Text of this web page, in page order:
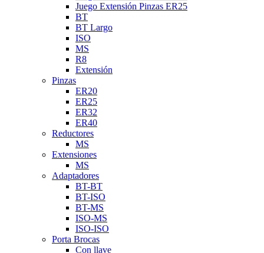
Juego Extensión Pinzas ER25
BT
BT Largo
ISO
MS
R8
Extensión
Pinzas
ER20
ER25
ER32
ER40
Reductores
MS
Extensiones
MS
Adaptadores
BT-BT
BT-ISO
BT-MS
ISO-MS
ISO-ISO
Porta Brocas
Con llave